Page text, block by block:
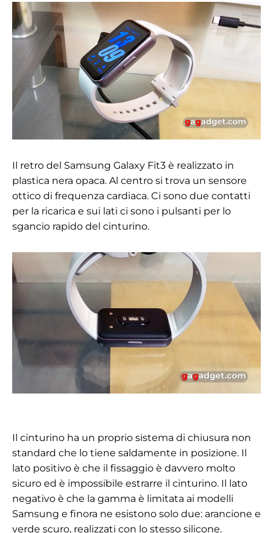
Il retro del Samsung Galaxy Fit3 è realizzato in
plastica nera opaca. Al centro si trova un sensore
ottico di frequenza cardiaca. Ci sono due contatti
per la ricarica e sui lati ci sono i pulsanti per lo
sgancio rapido del cinturino.
Il cinturino ha un proprio sistema di chiusura non
standard che lo tiene saldamente in posizione. Il
lato positivo è che il fissaggio è davvero molto
sicuro ed è impossibile estrarre il cinturino. Il lato
negativo è che la gamma è limitata ai modelli
Samsung e finora ne esistono solo due: arancione e
verde scuro, realizzati con lo stesso silicone.